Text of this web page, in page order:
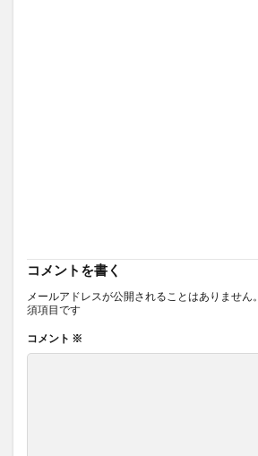
コメントを書く
メールアドレスが公開されることはありません。
須項目です
コメント ※